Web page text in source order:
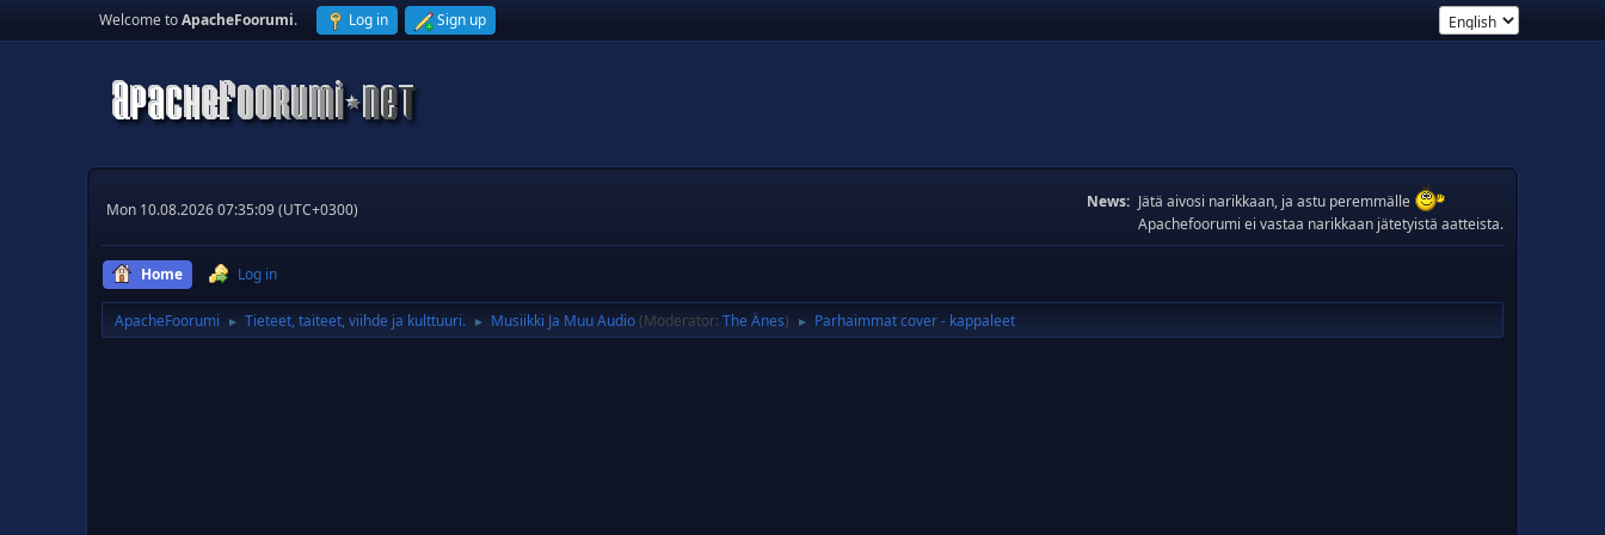
Welcome toApacheFoorumi. Log in Sign up
Mon 10.08.2026 07:35:09 (UTC+0300) News: Jätä aivosi narikkaan, ja astu peremmälle
Apachefoorumi ei vastaa narikkaan jätetyistä aatteista.
Home Log in
ApacheFoorumi ► Tieteet, taiteet, viihde ja kulttuuri. ► Musiikki Ja Muu Audio(Moderator: The Änes) ► Parhaimmat cover - kappaleet